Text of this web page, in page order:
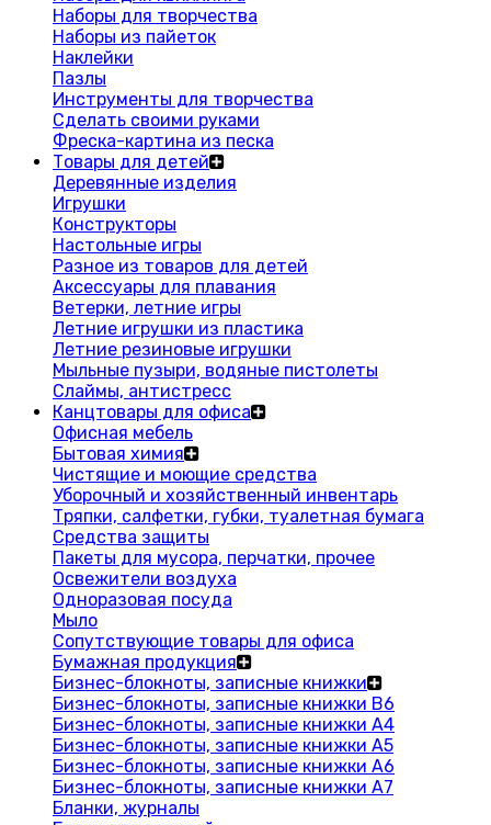
Наборы для творчества
Наборы из пайеток
Наклейки
Пазлы
Инструменты для творчества
Сделать своими руками
Фреска-картина из песка
Товары для детей
Деревянные изделия
Игрушки
Конструкторы
Настольные игры
Разное из товаров для детей
Аксессуары для плавания
Ветерки, летние игры
Летние игрушки из пластика
Летние резиновые игрушки
Мыльные пузыри, водяные пистолеты
Слаймы, антистресс
Канцтовары для офиса
Офисная мебель
Бытовая химия
Чистящие и моющие средства
Уборочный и хозяйственный инвентарь
Тряпки, салфетки, губки, туалетная бумага
Средства защиты
Пакеты для мусора, перчатки, прочее
Освежители воздуха
Одноразовая посуда
Мыло
Сопутствующие товары для офиса
Бумажная продукция
Бизнес-блокноты, записные книжки
Бизнес-блокноты, записные книжки В6
Бизнес-блокноты, записные книжки A4
Бизнес-блокноты, записные книжки А5
Бизнес-блокноты, записные книжки А6
Бизнес-блокноты, записные книжки А7
Бланки, журналы